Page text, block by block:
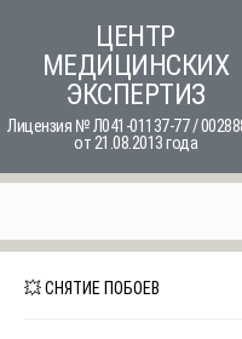
content
ЦЕНТР
МЕДИЦИНСКИХ
ЭКСПЕРТИЗ
Лицензия № Л041-01137-77 /
от 21.08.2013 года
💥 СНЯТИЕ ПОБОЕВ